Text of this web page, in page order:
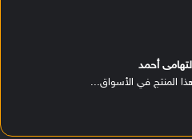
أحمد
المنتج في الأسواق...